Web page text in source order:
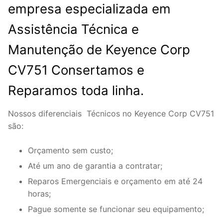
empresa especializada em
Assistência Técnica e
Manutenção de Keyence Corp
CV751 Consertamos e
Reparamos toda linha.
Nossos diferenciais Técnicos no Keyence Corp CV751
são:
Orçamento sem custo;
Até um ano de garantia a contratar;
Reparos Emergenciais e orçamento em até 24
horas;
Pague somente se funcionar seu equipamento;